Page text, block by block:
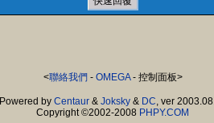
<聯絡我們 - OMEGA- 控制面板>
Powered by Centaur& Joksky& DC, ver
Copyright ©2002-2008 PHPY.COM